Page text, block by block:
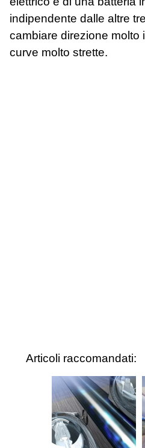
indipendente dalle altre
cambiare direzione molto
curve molto strette.
Articoli raccomandati: